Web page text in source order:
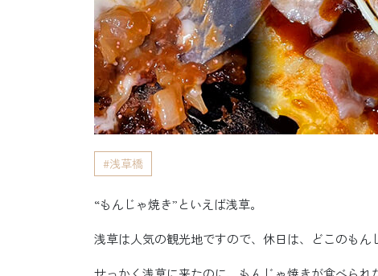
浅草橋
“もんじゃ焼き”といえば浅草。
浅草は人気の観光地ですので、休日は、どこのもん